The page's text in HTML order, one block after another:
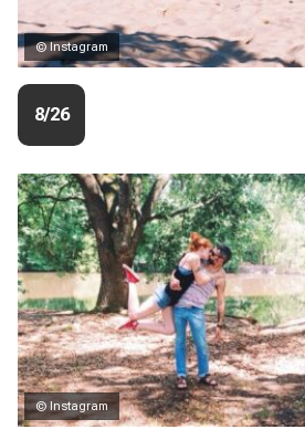
© Instagram
8/26
© Instagram